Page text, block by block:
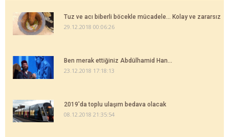
Tuz ve acı biberli böcekle mücadele... Kolay ve zararsız
29.12.2018 00:06:26
Ben merak ettiğiniz Abdülhamid Han...
23.12.2018 17:18:13
2019'da toplu ulaşım bedava olacak
08.12.2018 21:35:54